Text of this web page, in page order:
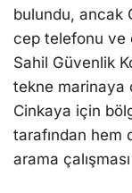
bulundu, ancak
cep telefonu ve
Sahil Güvenlik
tekne marinaya
Cinkaya için
tarafından hem
arama